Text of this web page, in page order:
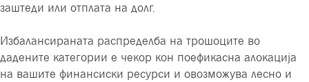
заштеди или отплата на долг.
Избалансираната распределба на трошоците во
дадените категории е чекор кон поефикасна алокација
на вашите финансиски ресурси и овозможува лесно и